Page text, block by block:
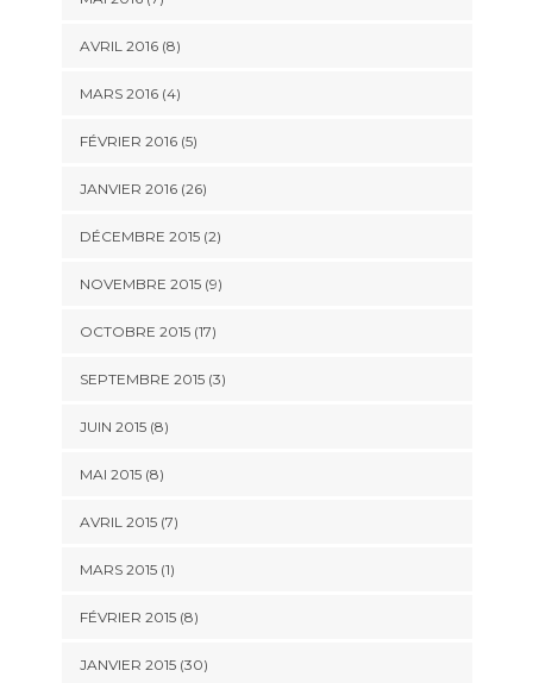
AVRIL 2016 (8)
MARS 2016 (4)
FÉVRIER 2016 (5)
JANVIER 2016 (26)
DÉCEMBRE 2015 (2)
NOVEMBRE 2015 (9)
OCTOBRE 2015 (17)
SEPTEMBRE 2015 (3)
JUIN 2015 (8)
MAI 2015 (8)
AVRIL 2015 (7)
MARS 2015 (1)
FÉVRIER 2015 (8)
JANVIER 2015 (30)